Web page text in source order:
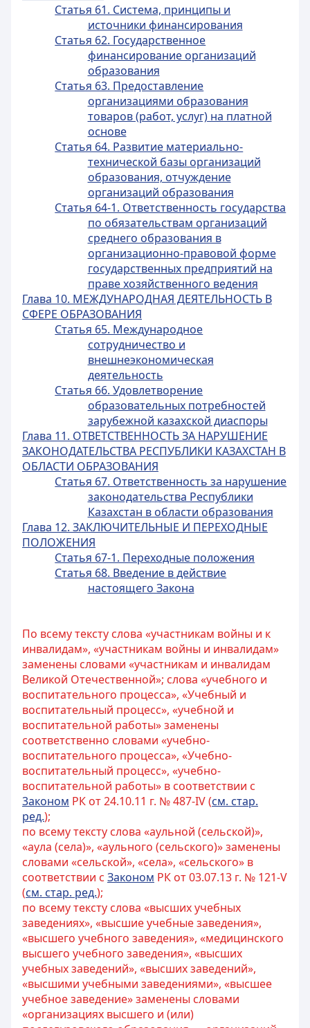
Статья 61. Система, принципы и
источники финансирования
Статья 62. Государственное
финансирование организаций
образования
Статья 63. Предоставление
организациями образования
товаров (работ, услуг) на платной
основе
Статья 64. Развитие материально-
технической базы организаций
образования, отчуждение
организаций образования
Статья 64-1. Ответственность государства
по обязательствам организаций
среднего образования в
организационно-правовой форме
государственных предприятий на
праве хозяйственного ведения
Глава 10. МЕЖДУНАРОДНАЯ ДЕЯТЕЛЬНОСТЬ В
СФЕРЕ ОБРАЗОВАНИЯ
Статья 65. Международное
сотрудничество и
внешнеэкономическая
деятельность
Статья 66. Удовлетворение
образовательных потребностей
зарубежной казахской диаспоры
Глава 11. ОТВЕТСТВЕННОСТЬ ЗА НАРУШЕНИЕ
ЗАКОНОДАТЕЛЬСТВА РЕСПУБЛИКИ КАЗАХСТАН В
ОБЛАСТИ ОБРАЗОВАНИЯ
Статья 67. Ответственность за нарушение
законодательства Республики
Казахстан в области образования
Глава 12. ЗАКЛЮЧИТЕЛЬНЫЕ И ПЕРЕХОДНЫЕ
ПОЛОЖЕНИЯ
Статья 67-1. Переходные положения
Статья 68. Введение в действие
настоящего Закона
По всему тексту слова «участникам войны и к
инвалидам», «участникам войны и инвалидам»
заменены словами «участникам и инвалидам
Великой Отечественной»; слова «учебного и
воспитательного процесса», «Учебный и
воспитательный процесс», «учебной и
воспитательной работы» заменены
соответственно словами «учебно-
воспитательного процесса», «Учебно-
воспитательный процесс», «учебно-
воспитательной работы» в соответствии с
3аконом РК от 24.10.11 г. № 487-IV (см. стар.
ред.);
по всему тексту слова «аульной (сельской)»,
«аула (села)», «аульного (сельского)» заменены
словами «сельской», «села», «сельского» в
соответствии с Законом РК от 03.07.13 г. № 121-V
(см. стар. ред.);
по всему тексту слова «высших учебных
заведениях», «высшие учебные заведения»,
«высшего учебного заведения», «медицинского
высшего учебного заведения», «высших
учебных заведений», «высших заведений»,
«высшими учебными заведениями», «высшее
учебное заведение» заменены словами
«организациях высшего и (или)